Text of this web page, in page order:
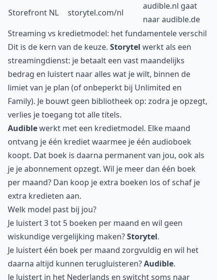
Storefront NL
storytel.com/nl
audible.nl gaat
naar audible.de
Streaming vs kredietmodel: het fundamentele verschil
Dit is de kern van de keuze. Storytel werkt als een
streamingdienst: je betaalt een vast maandelijks
bedrag en luistert naar alles wat je wilt, binnen de
limiet van je plan (of onbeperkt bij Unlimited en
Family). Je bouwt geen bibliotheek op: zodra je opzegt,
verlies je toegang tot alle titels.
Audiblewerkt met een kredietmodel. Elke maand
ontvang je één krediet waarmee je één audioboek
koopt. Dat boek is daarna permanent van jou, ook als
je je abonnement opzegt. Wil je meer dan één boek
per maand? Dan koop je extra boeken los of schaf je
extra kredieten aan.
Welk model past bij jou?
Je luistert 3 tot 5 boeken per maand en wil geen
wiskundige vergelijking maken?Storytel.
Je luistert één boek per maand zorgvuldig en wil het
daarna altijd kunnen terugluisteren?Audible.
Je luistert in het Nederlands en switcht soms naar